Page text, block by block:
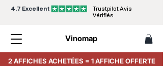
Vinomap
2 AFFICHES ACHETÉES = 1 AFFICHE OFFERTE
4.7 Excellent
Trustpilot Avis
Vérifiés